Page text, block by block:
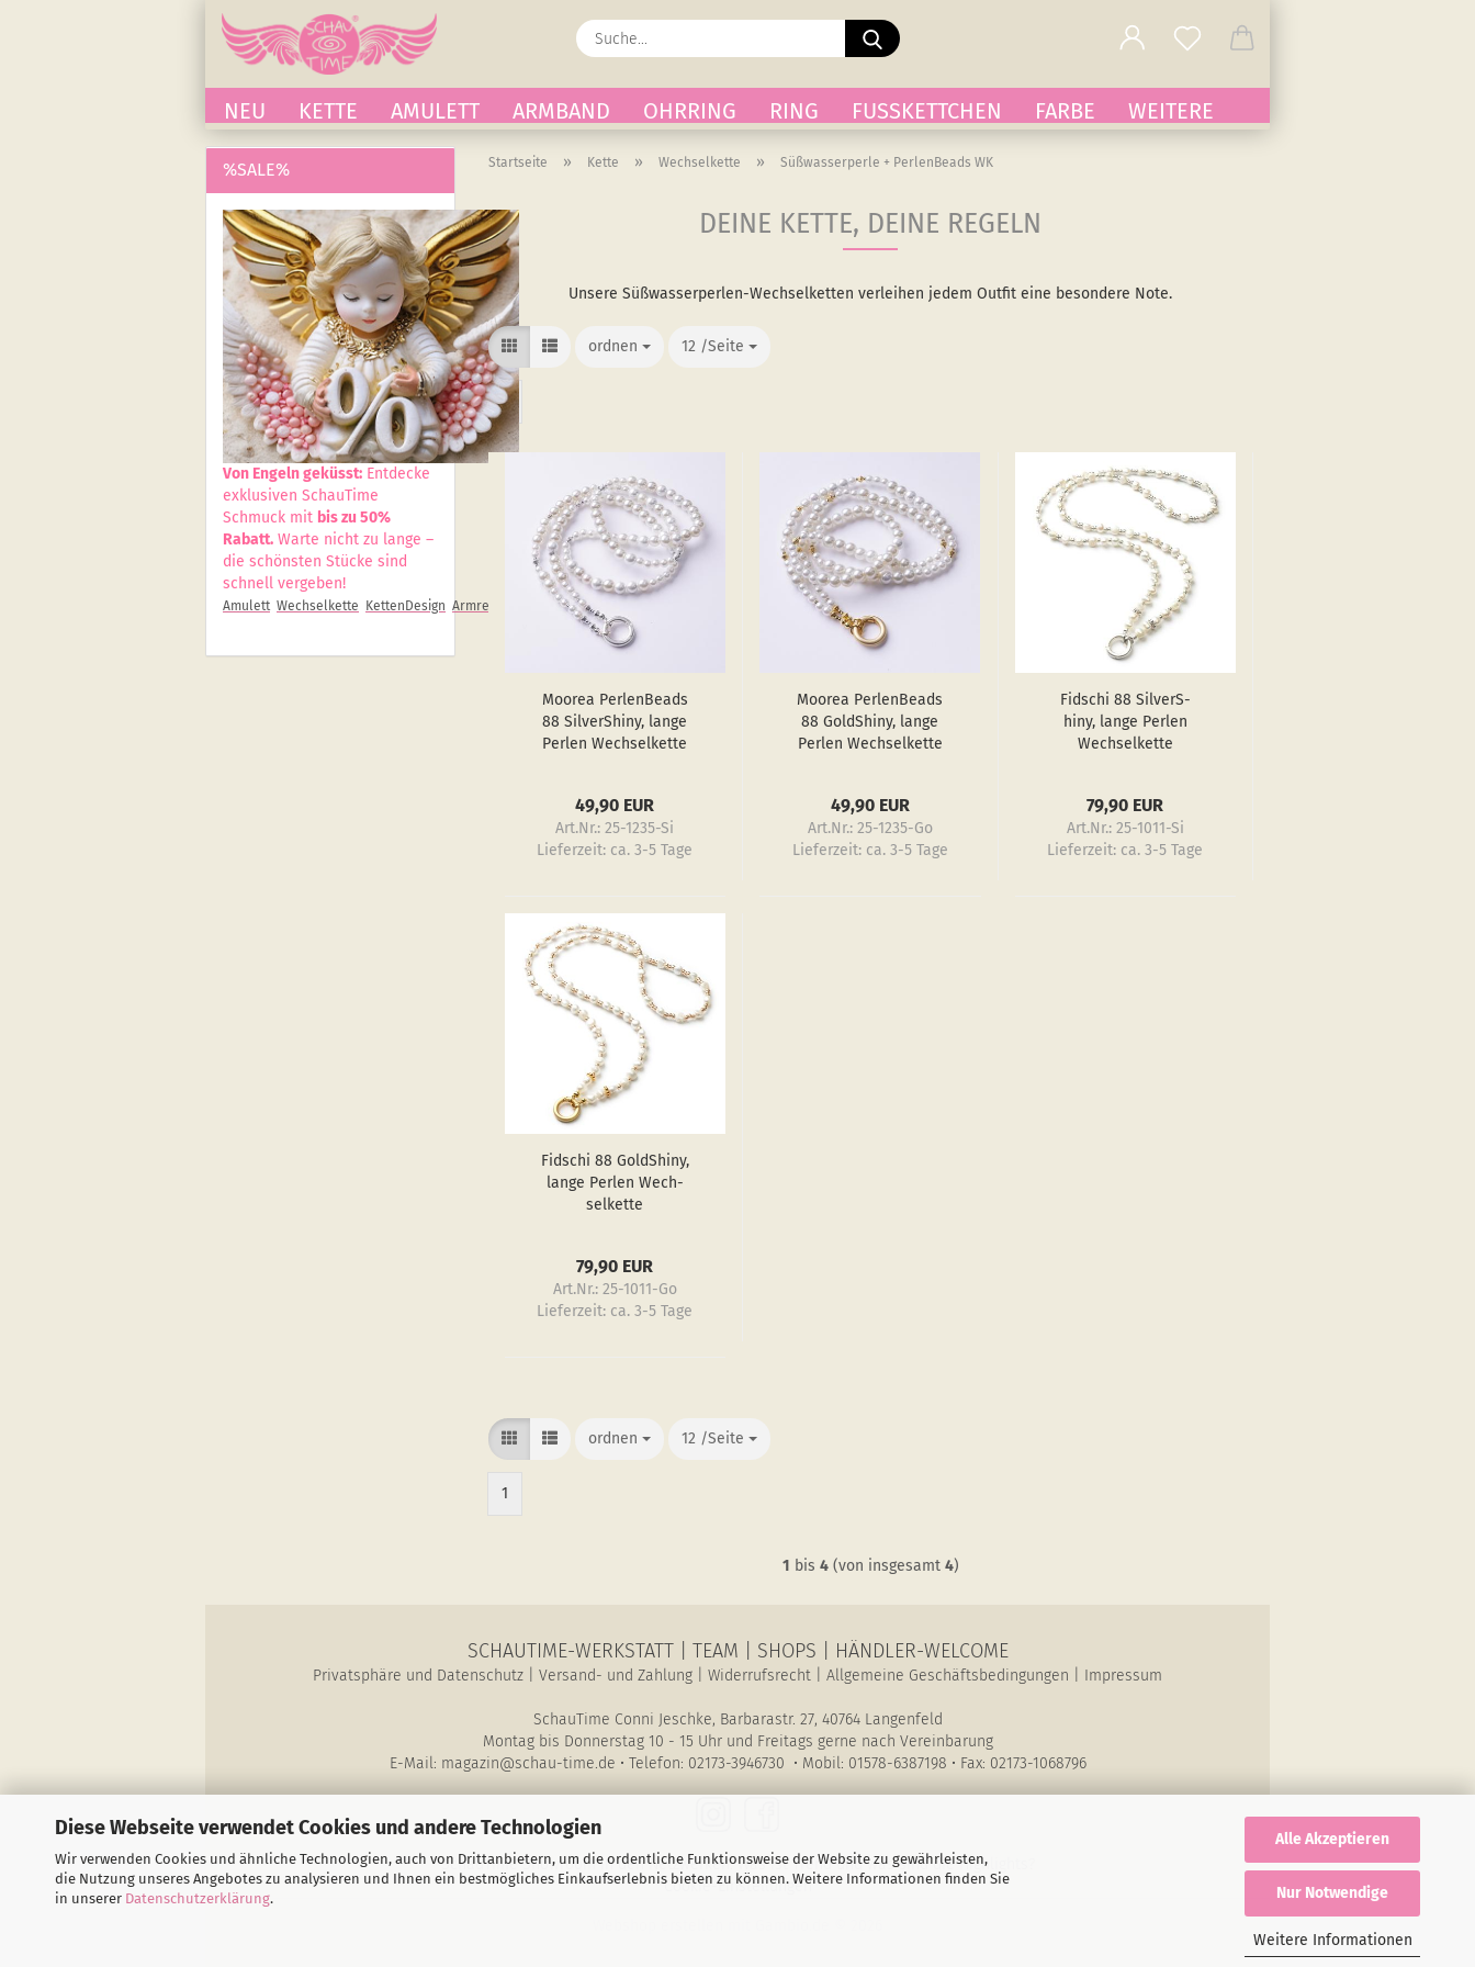
Diese Webseite verwendet Cookies und andere Technologien
Wir verwenden Cookies und ähnliche Technologien, auch von Drittanbietern, um die ordentliche Funktionsweise der Website zu gewährleisten,
die Nutzung unseres Angebotes zu analysieren und Ihnen ein bestmögliches Einkaufserlebnis bieten zu können. Weitere Informationen finden Sie
in unserer Datenschutzerklärung.
Alle Akzeptieren
Nur Notwendige
Weitere Informationen
Suche...
NEU KETTE AMULETT ARMBAND OHRRING RING FUSSKETTCHEN FARBE WEITERE
Startseite » Kette » Wechselkette » Süßwasserperle + PerlenBeads WK
DEINE KETTE, DEINE REGELN
Unsere Süßwasserperlen-Wechselketten verleihen jedem Outfit eine besondere Note.
ordnen
ordnen 12 /Seite
/Seite
1
Moo­rea Per­len­Beads
88 Sil­verS­hiny, lange
Per­len Wech­sel­ket­te
49,90 EUR
Art.Nr.: 25-1235-Si
Lieferzeit: ca. 3-5 Tage
Moo­rea Per­len­Beads
88 GoldS­hiny, lange
Per­len Wech­sel­ket­te
49,90 EUR
Art.Nr.: 25-1235-Go
Lieferzeit: ca. 3-5 Tage
Fi­dschi 88 Sil­verS­
hiny, lange Per­len
Wech­sel­ket­te
79,90 EUR
Art.Nr.: 25-1011-Si
Lieferzeit: ca. 3-5 Tage
Fi­dschi 88 GoldS­hiny,
lange Per­len Wech­
sel­ket­te
79,90 EUR
Art.Nr.: 25-1011-Go
Lieferzeit: ca. 3-5 Tage
ordnen
ordnen 12 /Seite
/Seite
1
1 bis 4(von insgesamt 4)
%SALE%
Von Engeln geküsst: Entdecke
exklusiven SchauTime
Schmuck mit bis zu 50%
Rabatt. Warte nicht zu lange –
die schönsten Stücke sind
schnell vergeben!
Amulett Wechselkette KettenDesign Armreif
SCHAUTIME-WERKSTATT| TEAM SHOPS HÄNDLER-WELCOME
Privatsphäre und Datenschutz Versand- und Zahlung Widerrufsrecht Allgemeine Geschäftsbedingungen Impressum
SchauTime Conni Jeschke, Barbarastr. 27, 40764 Langenfeld
Montag bis Donnerstag 10 - 15 Uhr und Freitags gerne nach Vereinbarung
E-Mail: magazin@schau-time.de • Telefon: 02173-3946730 • Mobil: 01578-6387198 • Fax: 02173-1068796
SchauTime Showroom in den Netzwerken. Was ist Trend und was sind die Highlights?
Cookie-Einstellungen